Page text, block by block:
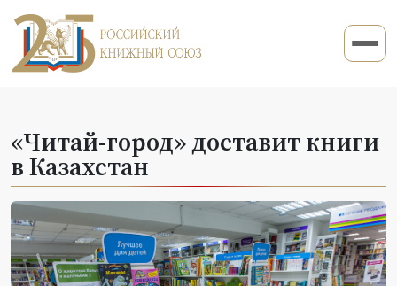
«Читай-город» доставит книги
в Казахстан